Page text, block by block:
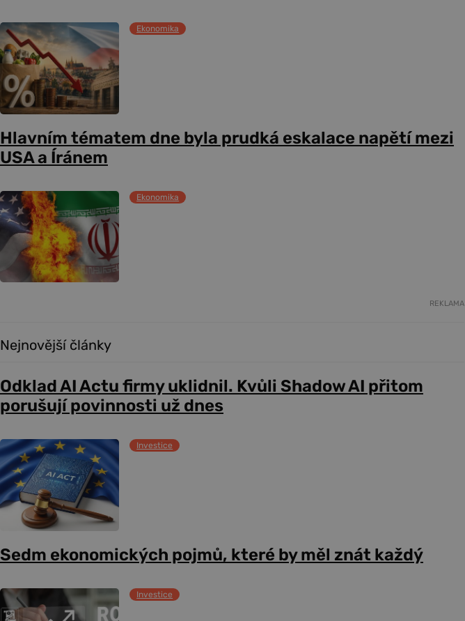
Ekonomika
Hlavním tématem dne byla prudká eskalace napětí mezi
USA a Íránem
Ekonomika
REKLAMA
Nejnovější články
Odklad AI Actu firmy uklidnil. Kvůli Shadow AI přitom
porušují povinnosti už dnes
Investice
Sedm ekonomických pojmů, které by měl znát každý
Investice